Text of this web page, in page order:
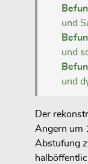
und
und
und
Der
Angern um
Abstufung